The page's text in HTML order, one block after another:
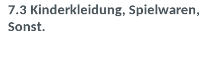
7.3 Kinderkleidung, Spielwaren,
Sonst.